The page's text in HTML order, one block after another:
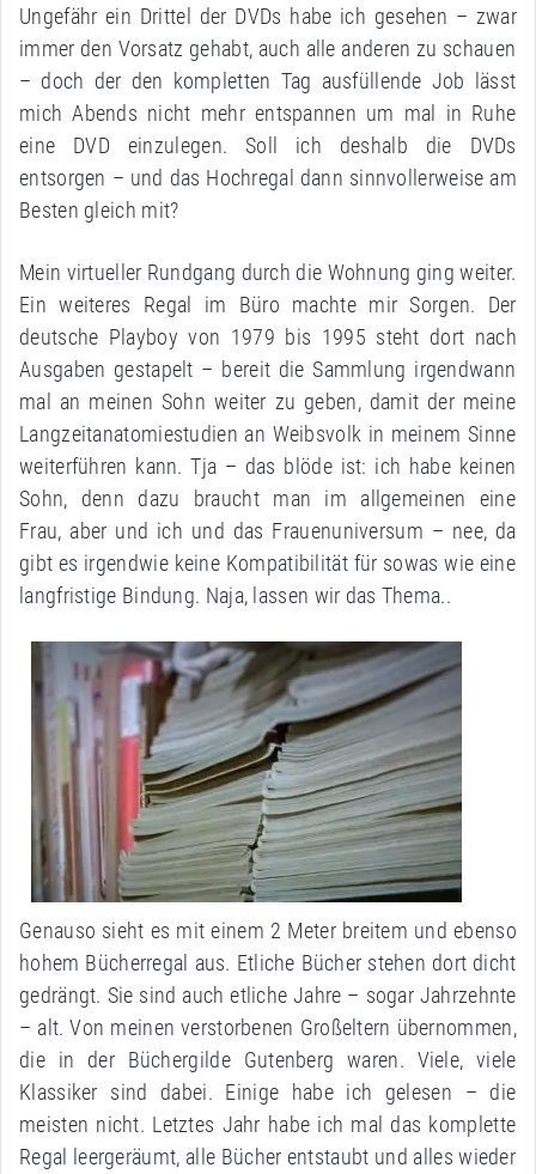
Ungefähr ein Drittel der DVDs habe ich gesehen – zwar
immer den Vorsatz gehabt, auch alle anderen zu schauen
– doch der den kompletten Tag ausfüllende Job lässt
mich Abends nicht mehr entspannen um mal in Ruhe
eine DVD einzulegen. Soll ich deshalb die DVDs
entsorgen – und das Hochregal dann sinnvollerweise am
Besten gleich mit?
Mein virtueller Rundgang durch die Wohnung ging weiter.
Ein weiteres Regal im Büro machte mir Sorgen. Der
deutsche Playboy von 1979 bis 1995 steht dort nach
Ausgaben gestapelt – bereit die Sammlung irgendwann
mal an meinen Sohn weiter zu geben, damit der meine
Langzeitanatomiestudien an Weibsvolk in meinem Sinne
weiterführen kann. Tja – das blöde ist: ich habe keinen
Sohn, denn dazu braucht man im allgemeinen eine
Frau, aber und ich und das Frauenuniversum – nee, da
gibt es irgendwie keine Kompatibilität für sowas wie eine
langfristige Bindung. Naja, lassen wir das Thema..
Genauso sieht es mit einem 2 Meter breitem und ebenso
hohem Bücherregal aus. Etliche Bücher stehen dort dicht
gedrängt. Sie sind auch etliche Jahre – sogar Jahrzehnte
– alt. Von meinen verstorbenen Großeltern übernommen,
die in der Büchergilde Gutenberg waren. Viele, viele
Klassiker sind dabei. Einige habe ich gelesen – die
meisten nicht. Letztes Jahr habe ich mal das komplette
Regal leergeräumt, alle Bücher entstaubt und alles wieder